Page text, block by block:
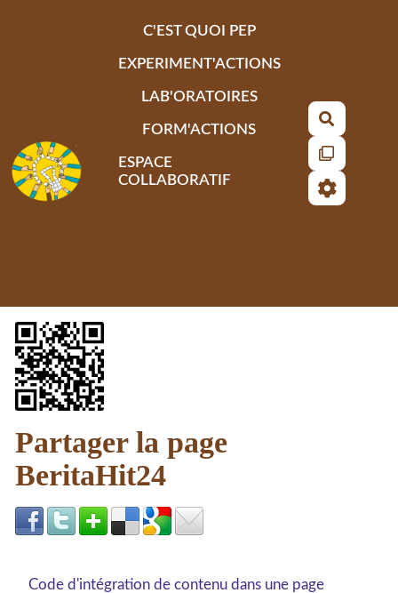
C'EST QUOI PEP
EXPERIMENT'ACTIONS
LAB'ORATOIRES
FORM'ACTIONS
ESPACE
COLLABORATIF
Partager la page
BeritaHit24
Code d'intégration de contenu dans une page